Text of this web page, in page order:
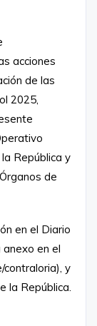
acciones
de las
2025,
República y
de
en el Diario
anexo en el
y
la República.